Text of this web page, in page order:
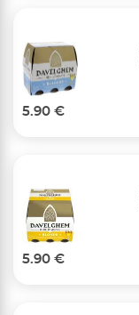
5.90 €
5.90 €